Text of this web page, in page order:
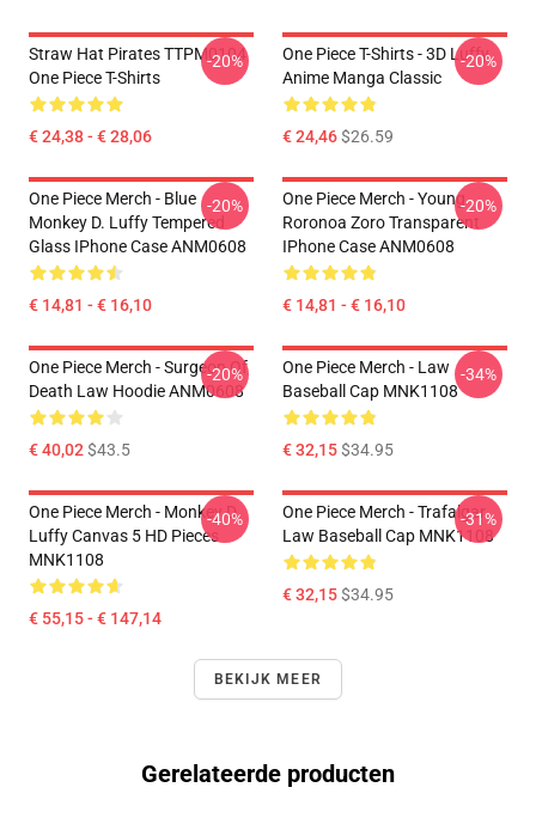
Straw Hat Pirates TTPM0104
One Piece T-Shirts
€ 24,38 - € 28,06
-20%
One Piece T-Shirts - 3D Luffy
Anime Manga Classic
€ 24,46$26.59
-20%
One Piece Merch - Blue
Monkey D. Luffy Tempered
Glass IPhone Case ANM0608
€ 14,81 - € 16,10
-20%
One Piece Merch - Young
Roronoa Zoro Transparent
IPhone Case ANM0608
€ 14,81 - € 16,10
-20%
One Piece Merch - Surgeon Of
Death Law Hoodie ANM0608
€ 40,02$43.5
-20%
One Piece Merch - Law
Baseball Cap MNK1108
€ 32,15$34.95
-34%
One Piece Merch - Monkey D.
Luffy Canvas 5 HD Pieces
MNK1108
€ 55,15 - € 147,14
-40%
One Piece Merch - Trafalgar
Law Baseball Cap MNK1108
€ 32,15$34.95
-31%
BEKIJK MEER
Gerelateerde producten